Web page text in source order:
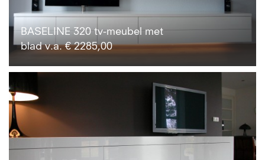
BASELINE 320 tv-meubel met
blad v.a. € 2285,00